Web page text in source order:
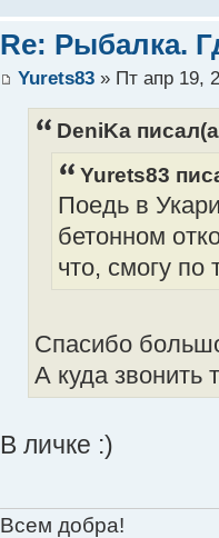
Re: Рыбалка.
Yurets83» Пт апр 19,
DeniKa
Yurets83
Поедь в
бетонном
что, смогу по
Спасибо
А куда звонить
В личке :)
Всем добра!